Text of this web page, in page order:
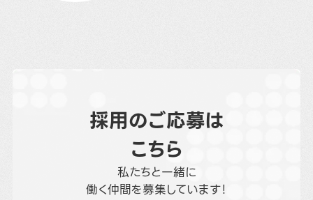
採用のご応募は
こちら
私たちと一緒に
働く仲間を募集しています！